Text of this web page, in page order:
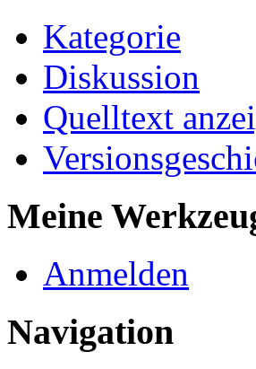
Kategorie
Diskussion
Quelltext
Meine
Anmelden
Navigation